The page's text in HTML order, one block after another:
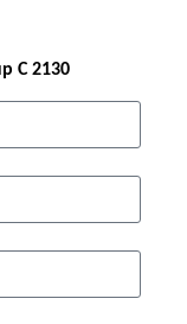
C 2130